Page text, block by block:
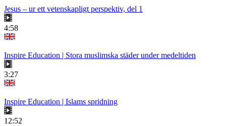
Jesus – ur ett vetenskapligt perspektiv, del 1
4:58
Inspire Education | Stora muslimska städer under medeltiden
3:27
Inspire Education | Islams spridning
12:52